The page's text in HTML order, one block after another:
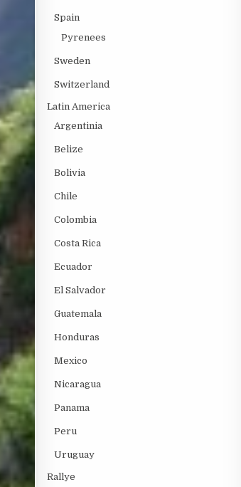
Spain
Pyrenees
Sweden
Switzerland
Latin America
Argentinia
Belize
Bolivia
Chile
Colombia
Costa Rica
Ecuador
El Salvador
Guatemala
Honduras
Mexico
Nicaragua
Panama
Peru
Uruguay
Rallye